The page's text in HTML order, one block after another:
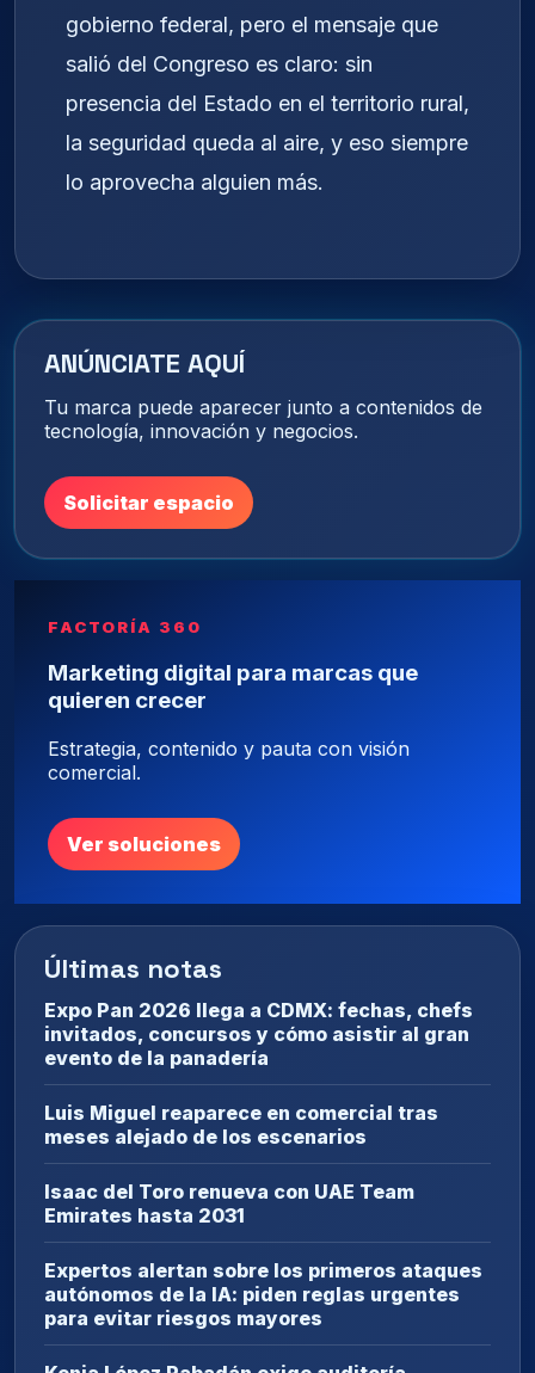
gobierno federal, pero el mensaje que
salió del Congreso es claro: sin
presencia del Estado en el territorio rural,
la seguridad queda al aire, y eso siempre
lo aprovecha alguien más.
ANÚNCIATE AQUÍ
Tu marca puede aparecer junto a contenidos de
tecnología, innovación y negocios.
Solicitar espacio
FACTORÍA 360
Marketing digital para marcas que
quieren crecer
Estrategia, contenido y pauta con visión
comercial.
Ver soluciones
Últimas notas
Expo Pan 2026 llega a CDMX: fechas, chefs
invitados, concursos y cómo asistir al gran
evento de la panadería
Luis Miguel reaparece en comercial tras
meses alejado de los escenarios
Isaac del Toro renueva con UAE Team
Emirates hasta 2031
Expertos alertan sobre los primeros ataques
autónomos de la IA: piden reglas urgentes
para evitar riesgos mayores